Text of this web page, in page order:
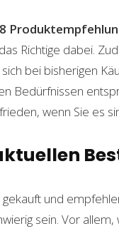
Richtige dabei.
bei bisherigen
Bedürfnissen
wenn Sie es
und
sein. Vor